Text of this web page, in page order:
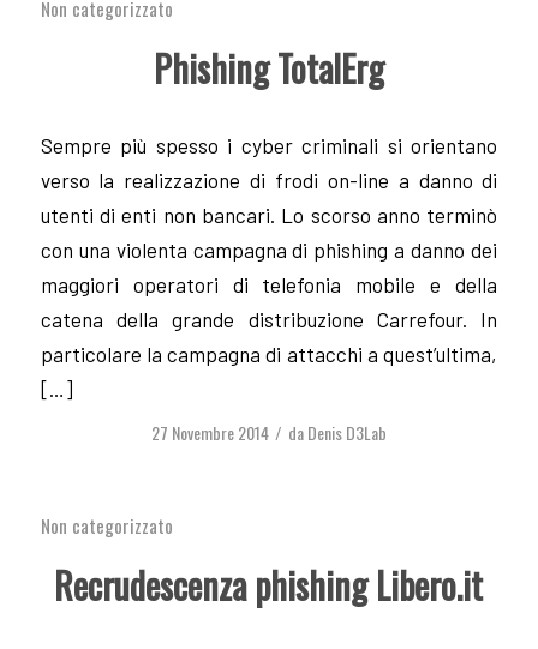
Non categorizzato
Phishing TotalErg
Sempre più spesso i cyber criminali si orientano
verso la realizzazione di frodi on-line a danno di
utenti di enti non bancari. Lo scorso anno terminò
con una violenta campagna di phishing a danno dei
maggiori operatori di telefonia mobile e della
catena della grande distribuzione Carrefour. In
particolare la campagna di attacchi a quest’ultima,
[…]
27 Novembre 2014 / daDenis D3Lab
Non categorizzato
Recrudescenza phishing Libero.it